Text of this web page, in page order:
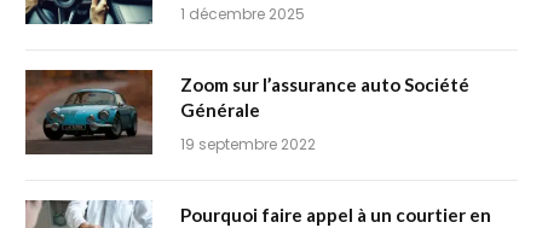
1 décembre 2025
Zoom sur l’assurance auto Société
Générale
19 septembre 2022
Pourquoi faire appel à un courtier en